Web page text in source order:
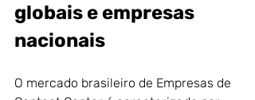
globais e empresas
nacionais
O mercado brasileiro de Empresas de